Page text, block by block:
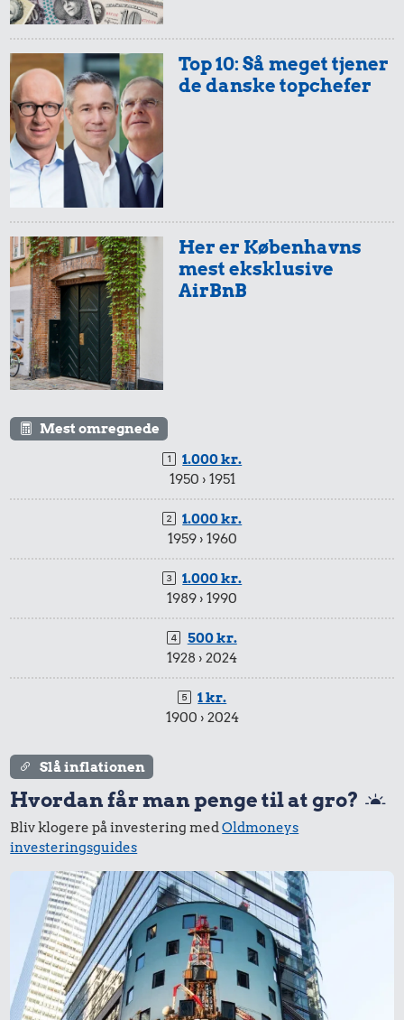
Top 10: Så meget tjener
de danske topchefer
Her er Københavns
mest eksklusive
AirBnB
Mest omregnede
1.000 kr.
1950 › 1951
1.000 kr.
1959 › 1960
1.000 kr.
1989 › 1990
500 kr.
1928 › 2024
1 kr.
1900 › 2024
Slå inflationen
Hvordan får man penge til at gro?
Bliv klogere på investering medOldmoneys
investeringsguides